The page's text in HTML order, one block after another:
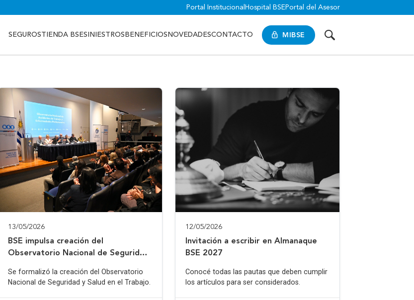
Portal Institucional Hospital BSE Portal del Asesor
MIBSE
SEGUROSTIENDA BSESINIESTROS BENEFICIOS NOVEDADESCONTACTO
13/05/2026
BSE impulsa creación del
Observatorio Nacional de Seguridad
Se formalizó la creación del Observatorio
Nacional de Seguridad y Salud en el Trabajo.
12/05/2026
Invitación a escribir en Almanaque
BSE 2027
Conocé todas las pautas que deben cumplir
los artículos para ser considerados.